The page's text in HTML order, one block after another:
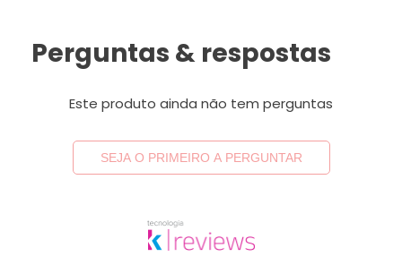
Perguntas & respostas
Este produto ainda não tem perguntas
SEJA O PRIMEIRO A PERGUNTAR